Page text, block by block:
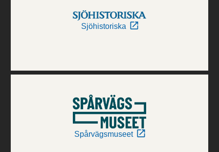
Sjöhistoriska
Spårvägsmuseet